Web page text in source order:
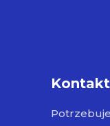
Kontakt